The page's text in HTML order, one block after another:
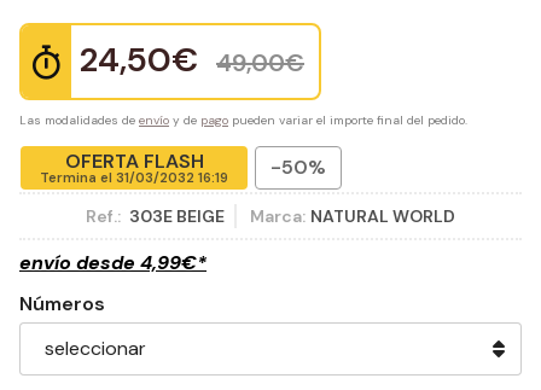
24,50€ 49,00€
Las modalidades de envío y de pago pueden variar el importe final del pedido.
OFERTA FLASH
Termina el 31/03/2032 16:19 -50%
Ref.: 303E BEIGE Marca: NATURAL WORLD
envío desde 4,99€*
Números